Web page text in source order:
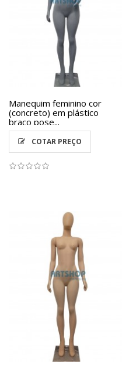
Manequim feminino cor
(concreto) em plástico
braço pose...
COTAR PREÇO